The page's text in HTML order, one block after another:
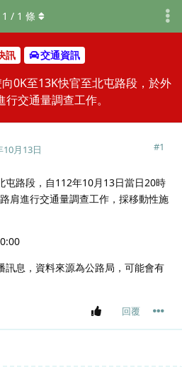
訊 交通資訊
向0K至13K快官至北屯路段，於外
交通量調查工作。
1 / 1 條
10月13日 #1
屯路段，自112年10月13日當日20時
肩進行交通量調查工作，採移動性施
息，資料來源為公路局，可能會有
回覆